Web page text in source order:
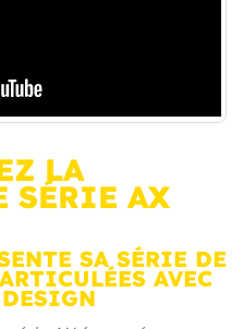
LA
SÉRIE AX
SA SÉRIE DE
AVEC